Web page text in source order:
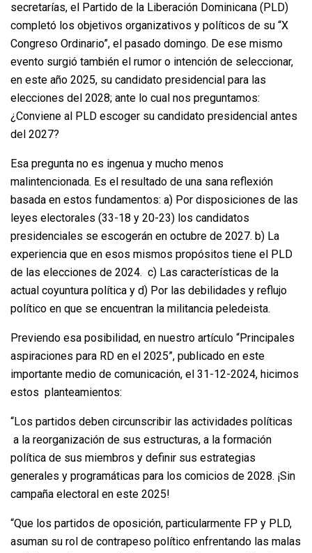
secretarías, el Partido de la Liberación Dominicana (PLD)
completó los objetivos organizativos y políticos de su “X
Congreso Ordinario”, el pasado domingo. De ese mismo
evento surgió también el rumor o intención de seleccionar,
en este año 2025, su candidato presidencial para las
elecciones del 2028; ante lo cual nos preguntamos:
¿Conviene al PLD escoger su candidato presidencial antes
del 2027?
Esa pregunta no es ingenua y mucho menos
malintencionada. Es el resultado de una sana reflexión
basada en estos fundamentos: a) Por disposiciones de las
leyes electorales (33-18 y 20-23) los candidatos
presidenciales se escogerán en octubre de 2027. b) La
experiencia que en esos mismos propósitos tiene el PLD
de las elecciones de 2024. c) Las características de la
actual coyuntura política y d) Por las debilidades y reflujo
político en que se encuentran la militancia peledeista.
Previendo esa posibilidad, en nuestro artículo “Principales
aspiraciones para RD en el 2025”, publicado en este
importante medio de comunicación, el 31-12-2024, hicimos
estos planteamientos:
“Los partidos deben circunscribir las actividades políticas
a la reorganización de sus estructuras, a la formación
política de sus miembros y definir sus estrategias
generales y programáticas para los comicios de 2028. ¡Sin
campaña electoral en este 2025!
“Que los partidos de oposición, particularmente FP y PLD,
asuman su rol de contrapeso político enfrentando las malas